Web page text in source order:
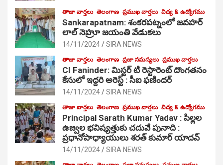
తాజా వార్తలు తెలంగాణ ప్రముఖ వార్తలు విద్య & ఉద్యోగము
Sankarapatnam: శంకరపట్నంలో జవహర్
లాల్ నెహ్రూ జయంతి వేడుకలు
14/11/2024 SIRA NEWS
తాజా వార్తలు తెలంగాణ ప్రజా సమస్యలు ప్రముఖ వార్తలు
CI Faninder: మిస్టర్ టి రెస్టారెంట్ దొంగతనం
కేసులో ఇద్దరి అరెస్ట్ : సీఐ ఫణిందర్
14/11/2024 SIRA NEWS
తాజా వార్తలు తెలంగాణ ప్రముఖ వార్తలు విద్య & ఉద్యోగము
Principal Sarath Kumar Yadav : పిల్లల
ఉజ్వల భవిష్యత్తుకు చదువే పునాది :
ప్రధానోపాధ్యాయులు శరత్ కుమార్ యాదవ్
14/11/2024 SIRA NEWS